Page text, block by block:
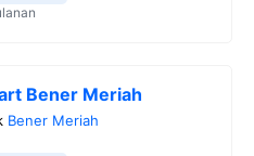
Bener Meriah
Bener Meriah